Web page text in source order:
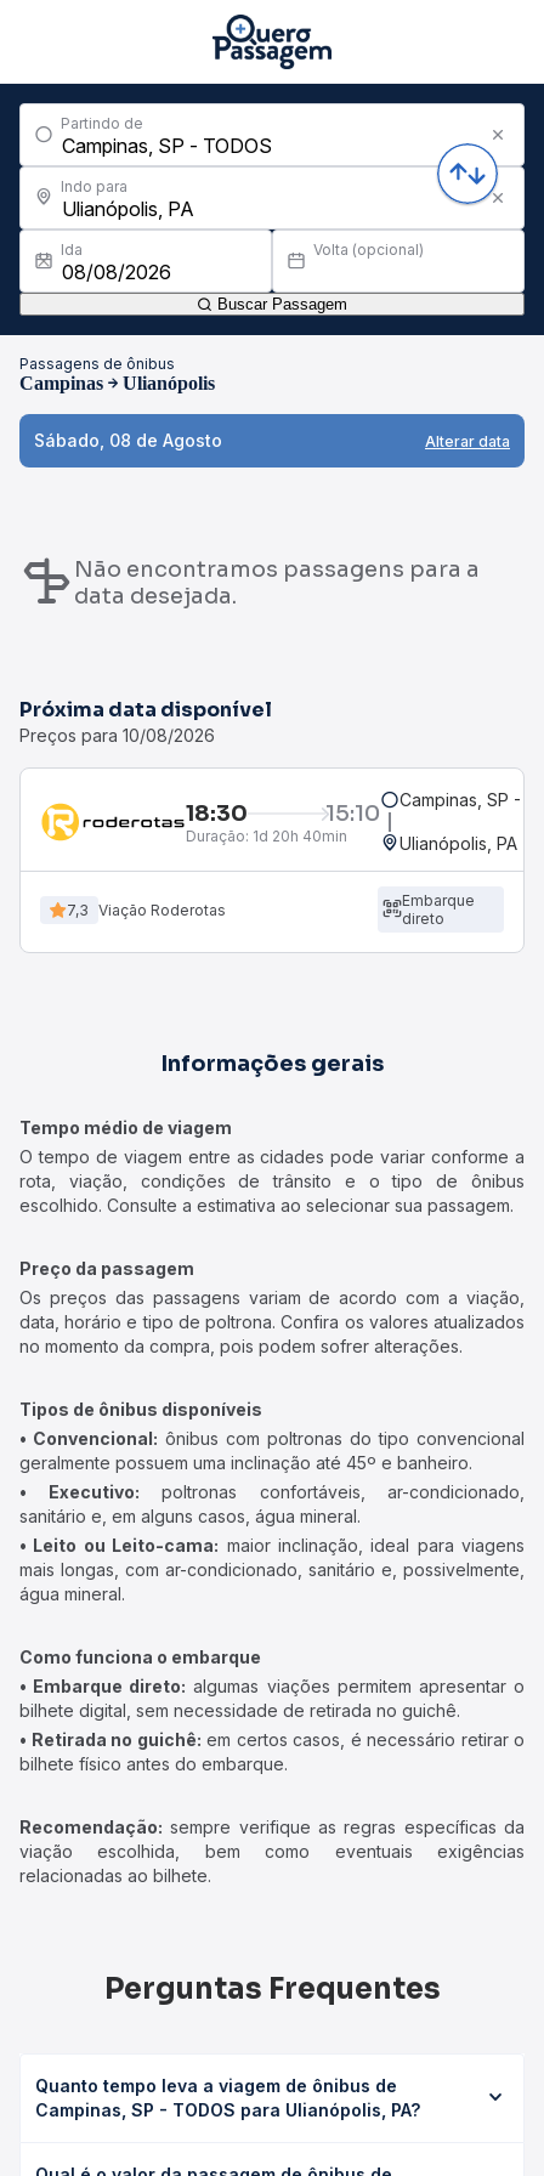
Partindo de
Indo para
Ida Volta (opcional)
Buscar Passagem
Passagens de ônibus
Campinas Ulianópolis
Sábado, 08 de Agosto Alterar data
Não encontramos passagens para a
data desejada.
Próxima data disponível
Preços para 10/08/2026
18:30 15:10
Duração: 1d 20h 40min
Campinas, SP -
Ulianópolis, PA
7,3 Viação Roderotas
Embarque
direto
Informações gerais
Tempo médio de viagem
O tempo de viagem entre as cidades pode variar conforme a
rota, viação, condições de trânsito e o tipo de ônibus
escolhido. Consulte a estimativa ao selecionar sua passagem.
Preço da passagem
Os preços das passagens variam de acordo com a viação,
data, horário e tipo de poltrona. Confira os valores atualizados
no momento da compra, pois podem sofrer alterações.
Tipos de ônibus disponíveis
• Convencional: ônibus com poltronas do tipo convencional
geralmente possuem uma inclinação até 45º e banheiro.
• Executivo: poltronas confortáveis, ar-condicionado,
sanitário e, em alguns casos, água mineral.
• Leito ou Leito-cama: maior inclinação, ideal para viagens
mais longas, com ar-condicionado, sanitário e, possivelmente,
água mineral.
Como funciona o embarque
• Embarque direto: algumas viações permitem apresentar o
bilhete digital, sem necessidade de retirada no guichê.
• Retirada no guichê: em certos casos, é necessário retirar o
bilhete físico antes do embarque.
Recomendação: sempre verifique as regras específicas da
viação escolhida, bem como eventuais exigências
relacionadas ao bilhete.
Perguntas Frequentes
Quanto tempo leva a viagem de ônibus de
Campinas, SP - TODOS para Ulianópolis, PA?